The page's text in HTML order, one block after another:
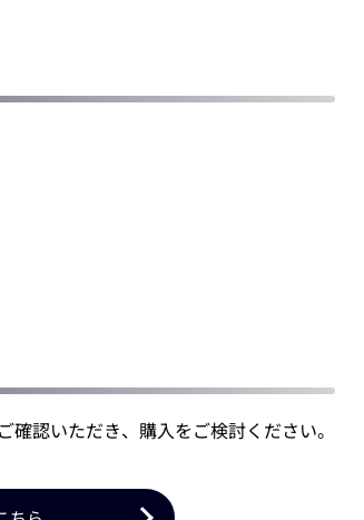
認いただき、購入をご検討ください。